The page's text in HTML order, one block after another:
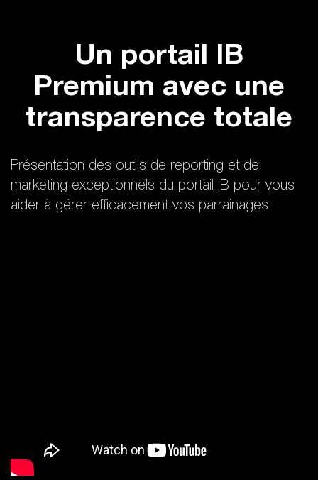
Un portail IB
Premium avec une
transparence totale
Présentation des outils de reporting et de
marketing exceptionnels du portail IB pour vous
aider à gérer efficacement vos parrainages